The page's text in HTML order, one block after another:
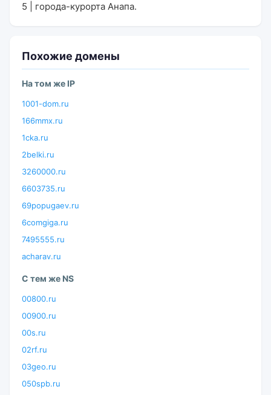
5 | города-курорта Анапа.
Похожие домены
На том же IP
1001-dom.ru
166mmx.ru
1cka.ru
2belki.ru
3260000.ru
6603735.ru
69popugaev.ru
6comgiga.ru
7495555.ru
acharav.ru
С тем же NS
00800.ru
00900.ru
00s.ru
02rf.ru
03geo.ru
050spb.ru